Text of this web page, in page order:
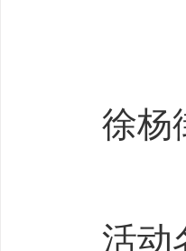
徐杨
活动